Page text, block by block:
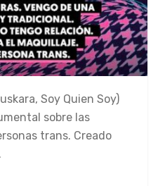
Soy Quien Soy)
sobre las
trans. Creado